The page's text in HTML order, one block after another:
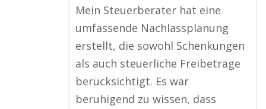
Mein Steuerberater hat eine
umfassende Nachlassplanung
erstellt, die sowohl Schenkungen
als auch steuerliche Freibeträge
berücksichtigt. Es war
beruhigend zu wissen, dass